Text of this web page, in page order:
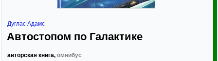
Дуглас Адамс
Автостопом по Галактике
авторская книга, омнибус